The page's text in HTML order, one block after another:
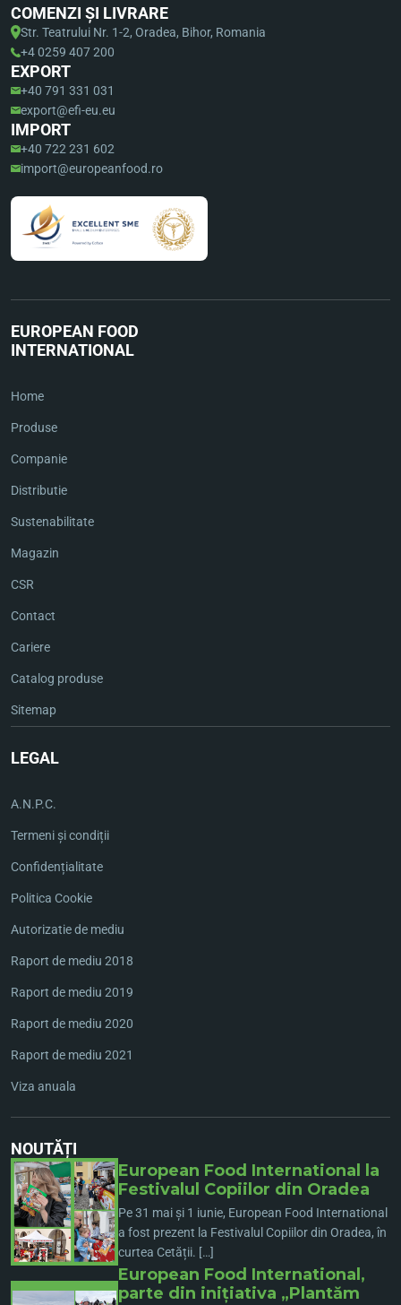
COMENZI ȘI LIVRARE
Str. Teatrului Nr. 1-2, Oradea, Bihor, Romania
+4 0259 407 200
EXPORT
+40 791 331 031
export@efi-eu.eu
IMPORT
+40 722 231 602
import@europeanfood.ro
EUROPEAN FOOD
INTERNATIONAL
Home
Produse
Companie
Distributie
Sustenabilitate
Magazin
CSR
Contact
Cariere
Catalog produse
Sitemap
LEGAL
A.N.P.C.
Termeni și condiții
Confidențialitate
Politica Cookie
Autorizatie de mediu
Raport de mediu 2018
Raport de mediu 2019
Raport de mediu 2020
Raport de mediu 2021
Viza anuala
NOUTĂȚI
European Food International la
Festivalul Copiilor din Oradea
Pe 31 mai și 1 iunie, European Food International
a fost prezent la Festivalul Copiilor din Oradea, în
curtea Cetății. […]
European Food International,
parte din inițiativa „Plantăm